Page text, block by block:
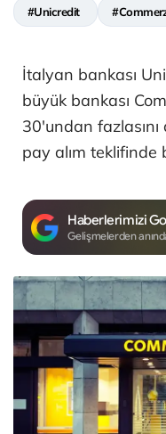
#Unicredit
İtalyan bankası
büyük bankası
30'undan
pay alım teklifinde
Haberlerimizi
Gelişmelerden